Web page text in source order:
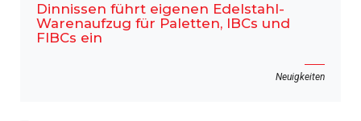
Dinnissen führt eigenen Edelstahl-
Warenaufzug für Paletten, IBCs und
FIBCs ein
Neuigkeiten